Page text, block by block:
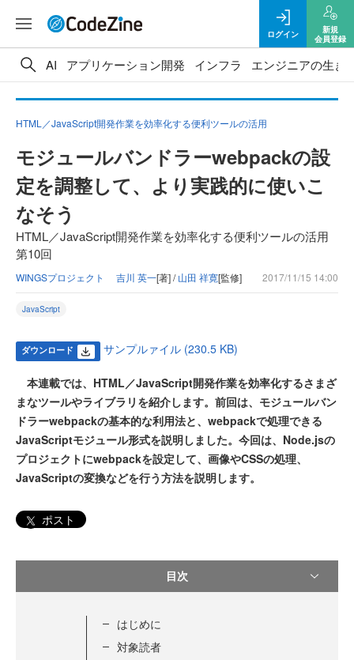
ログイン
新規
会員登録
AI アプリケーション開発 インフラ エンジニアの生き
HTML／JavaScript開発作業を効率化する便利ツールの活用
モジュールバンドラーwebpackの設
定を調整して、より実践的に使いこ
なそう
HTML／JavaScript開発作業を効率化する便利ツールの活用
第10回
WINGSプロジェクト 吉川 英一[著] /山田 祥寛[監修] 2017/11/15 14:00
JavaScript
ダウンロード サンプルァイル (230.5 KB)
本連載では、HTML／JavaScript開発作業を効率化するさまざ
まなツールやライブラリを紹介します。前回は、モジュールバン
ドラーwebpackの基本的な利用法と、webpackで処理できる
JavaScriptモジュール形式を説明しました。今回は、Node.jsの
プロジェクトにwebpackを設定して、画像やCSSの処理、
JavaScriptの変換などを行う方法を説明します。
ポスト
目次
はじめに
対象読者